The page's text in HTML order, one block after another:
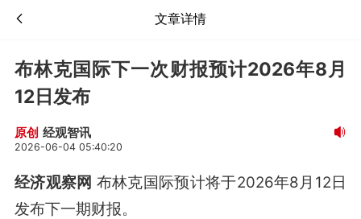
文章详情
布林克国际下一次财报预计2026年8月
12日发布
原创 经观智讯
2026-06-04 05:40:20
经济观察网 布林克国际预计将于2026年8月12日
发布下一期财报。